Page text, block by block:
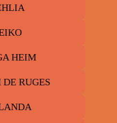
HEIM
RUGES